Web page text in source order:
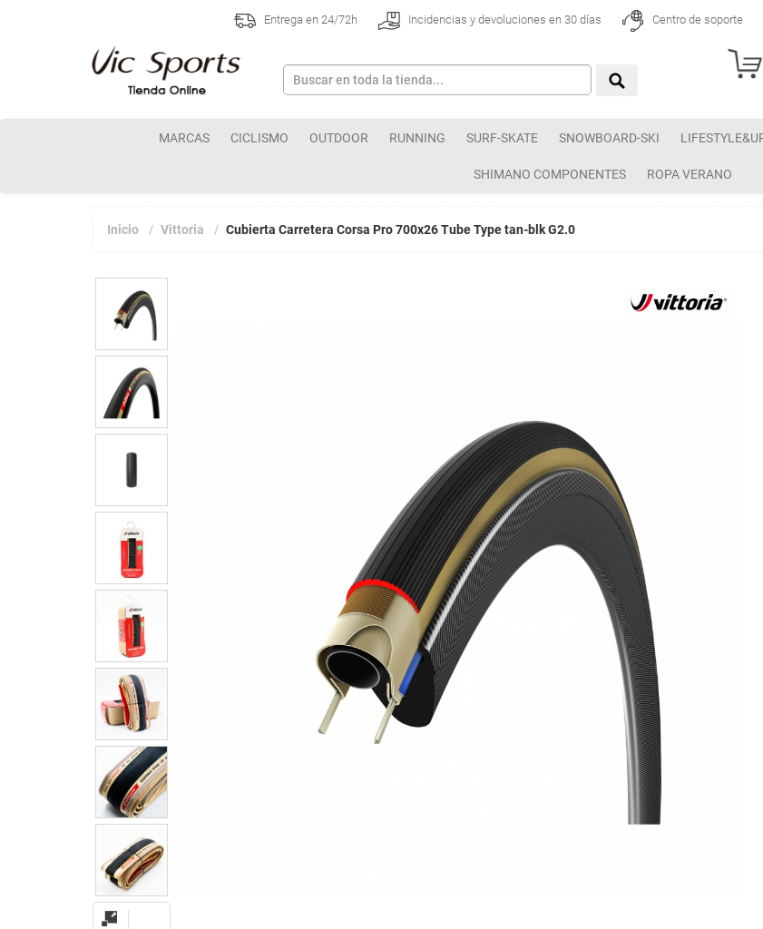
Entrega en 24/72h Incidencias y devoluciones en 30 días Centro de soporte
MARCAS CICLISMO OUTDOOR RUNNING SURF-SKATE SNOWBOARD-SKI
SHIMANO COMPONENTES ROPA VERANO
Inicio Vittoria Cubierta Carretera Corsa Pro 700x26 Tube Type tan-blk G2.0